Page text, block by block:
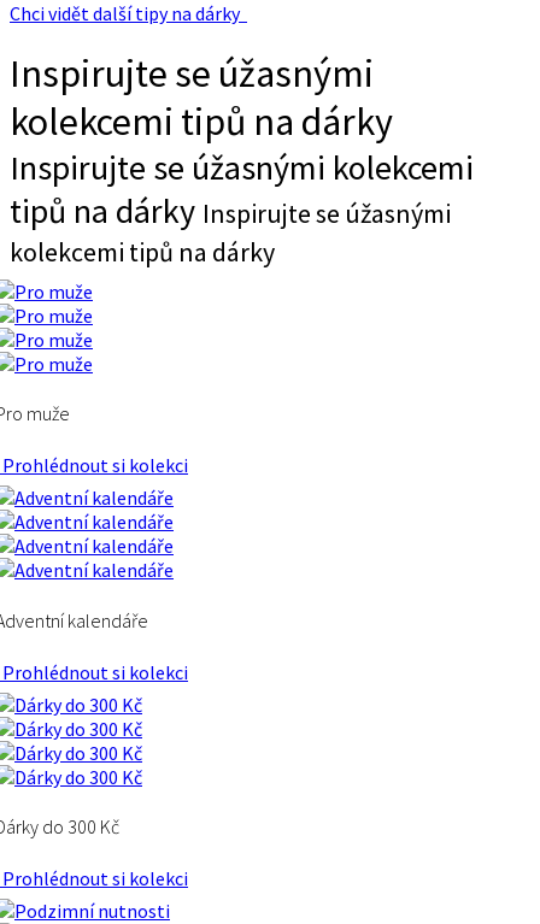
Chci vidět další tipy na dárky
Inspirujte se úžasnými
kolekcemi tipů na dárky
Inspirujte se úžasnými kolekcemi
tipů na dárky Inspirujte se úžasnými
kolekcemi tipů na dárky
muže
si kolekci
kalendáře
si kolekci
do 300 Kč
si kolekci